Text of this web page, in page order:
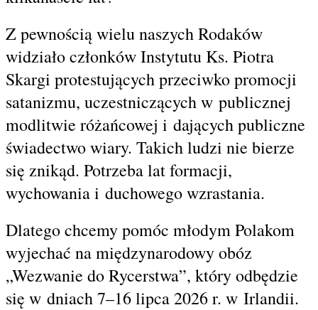
Z pewnością wielu naszych Rodaków
widziało członków Instytutu Ks. Piotra
Skargi protestujących przeciwko promocji
satanizmu, uczestniczących w publicznej
modlitwie różańcowej i dających publiczne
świadectwo wiary. Takich ludzi nie bierze
się znikąd. Potrzeba lat formacji,
wychowania i duchowego wzrastania.
Dlatego chcemy pomóc młodym Polakom
wyjechać na międzynarodowy obóz
„Wezwanie do Rycerstwa”, który odbędzie
się w dniach 7–16 lipca 2026 r. w Irlandii.